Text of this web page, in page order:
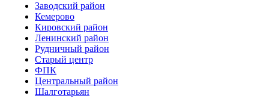
Заводский район
Кемерово
Кировский район
Ленинский район
Рудничный район
Старый центр
ФПК
Центральный район
Шалготарьян